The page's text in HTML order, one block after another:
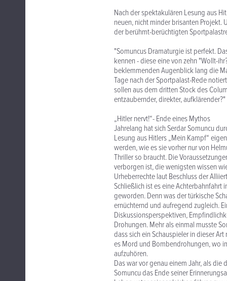
Nach der spektakulären Lesung aus
neuen, nicht minder brisanten Projekt.
der berühmt-berüchtigten
"Somuncus Dramaturgie ist perfekt.
kennen - diese eine von zehn "Wollt-
beklemmenden Augenblick lang die
Tage nach der Sportpalast-Rede
sollen aus dem dritten Stock des
entzaubernder, direkter,
„Hitler nervt!“- Ende eines Mythos
Jahrelang hat sich Serdar Somuncu
Lesung aus Hitlers „Mein Kampf“
werden, wie es sie vorher nur von
Thriller so braucht. Die
verborgen ist, die wenigsten wissen
Urheberrechte laut Beschluss der
Schließlich ist es eine
geworden. Denn was der türkische
ernüchternd und aufregend zugleich.
Diskussionsperspektiven,
Drohungen. Mehr als einmal musste
dass sich ein Schauspieler in dieser
es Mord und Bombendrohungen, wo
aufzuhören.
Das war vor genau einem Jahr, als
Somuncu das Ende seiner